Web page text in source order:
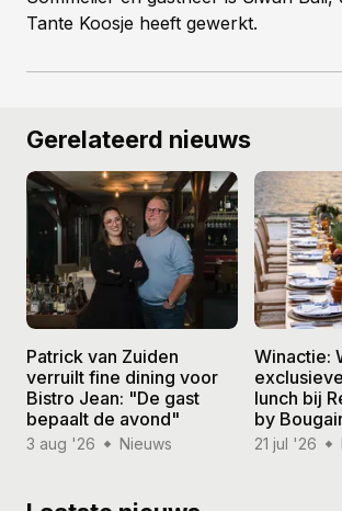
Tante Koosje heeft gewerkt.
Gerelateerd nieuws
Patrick van Zuiden
verruilt fine dining voor
Bistro Jean: "De gast
bepaalt de avond"
3 aug '26 Nieuws
Winactie:
lunch bij
by
21 jul '26